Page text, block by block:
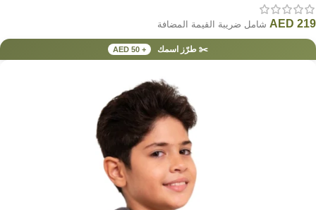
AED 219 شامل ضريبة القيمة المضافة
✂️ طرّز اسمك + AED 50